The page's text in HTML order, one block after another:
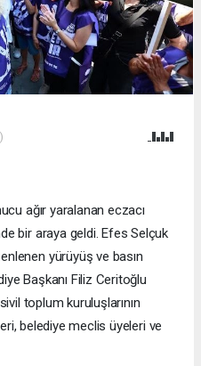
ağır yaralanan eczacı
bir araya geldi. Efes Selçuk
yürüyüş ve basın
Başkanı Filiz Ceritoğlu
toplum kuruluşlarının
belediye meclis üyeleri ve